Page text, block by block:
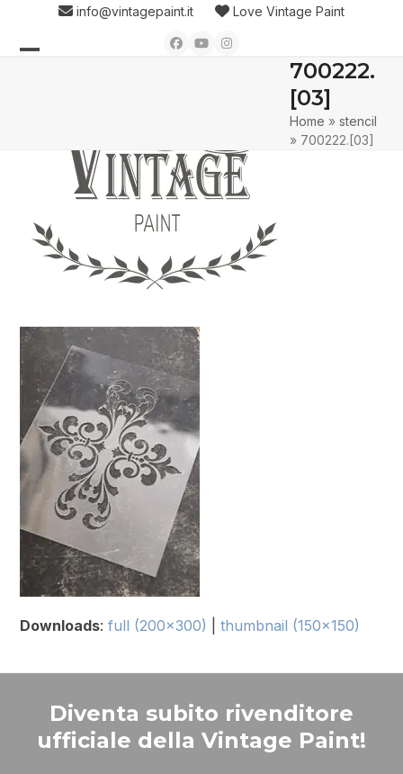
content
info@vintagepaint.it Love Vintage Paint
Facebook
YouTubeInstagram
700222.
[03]
Home »stencil
» 700222.[03]
Downloads:full (200x300) |thumbnail (150x150)
Diventa subito rivenditore
ufficiale della Vintage Paint!